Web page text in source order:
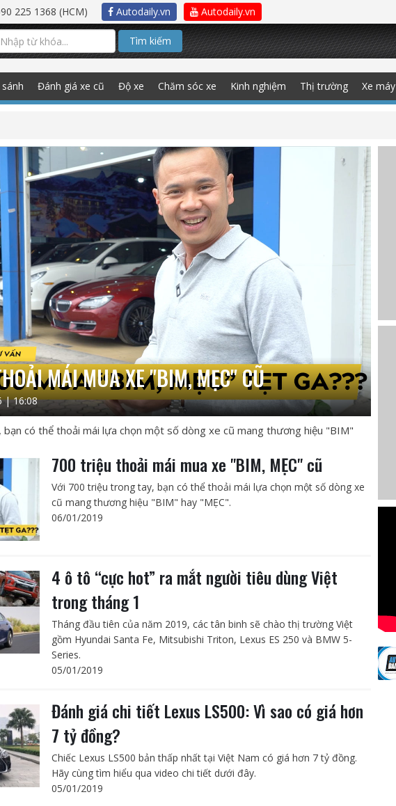
225 1368 (HCM) Autodaily.vn Autodaily.vn
Tìm kiếm
Đánh giá xe cũ Độ xe Chăm sóc xe Kinh nghiệm Thị trường Xe máy
MÁI MUA XE "BIM, MẸC" CŨ
| 16:08
có thể thoải mái lựa chọn một số dòng xe cũ mang thương hiệu "BIM"
700 triệu thoải mái mua xe "BIM, MẸC" cũ
Với 700 triệu trong tay, bạn có thể thoải mái lựa chọn một số dòng xe
cũ mang thương hiệu "BIM" hay "MẸC".
06/01/2019
4 ô tô “cực hot” ra mắt người tiêu dùng Việt
trong tháng 1
Tháng đầu tiên của năm 2019, các tân binh sẽ chào thị trường Việt
gồm Hyundai Santa Fe, Mitsubishi Triton, Lexus ES 250 và BMW 5-
Series.
05/01/2019
Đánh giá chi tiết Lexus LS500: Vì sao có giá hơn
7 tỷ đồng?
Chiếc Lexus LS500 bản thấp nhất tại Việt Nam có giá hơn 7 tỷ đồng.
Hãy cùng tìm hiểu qua video chi tiết dưới đây.
05/01/2019